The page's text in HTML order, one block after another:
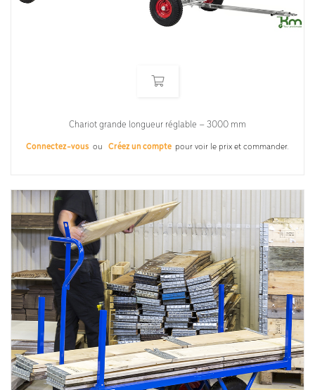
Chariot grande longueur réglable – 3000 mm
Connectez-vous ou Créez un compte pour voir le prix et commander.